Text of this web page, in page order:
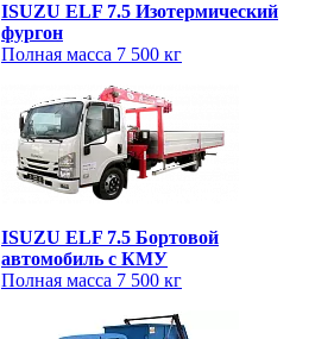
ISUZU ELF 7.5 Изотермический
фургон
Полная масса 7 500 кг
ISUZU ELF 7.5 Бортовой
автомобиль с КМУ
Полная масса 7 500 кг